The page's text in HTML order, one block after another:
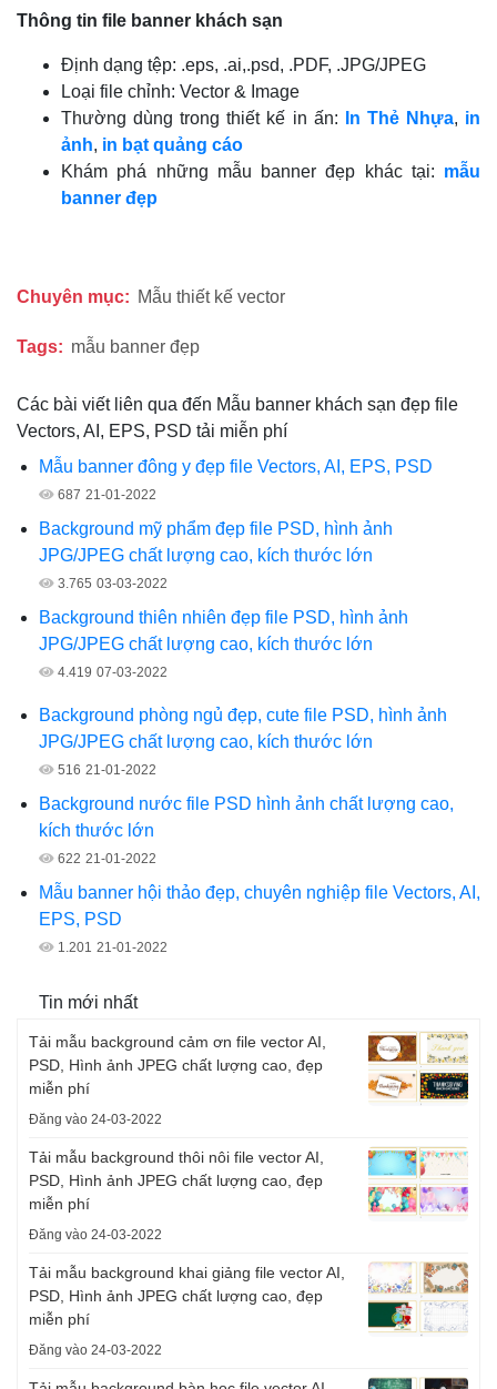
Thông tin file banner khách sạn
Định dạng tệp: .eps, .ai,.psd, .PDF, .JPG/JPEG
Loại file chỉnh: Vector & Image
Thường dùng trong thiết kế in ấn:
In Thẻ Nhựa, in
ảnh, in bạt quảng cáo
Khám phá những mẫu banner đẹp khác tại: mẫu
banner đẹp
Chuyên mục: Mẫu thiết kế vector
Tags: mẫu banner đẹp
Các bài viết liên qua đến Mẫu banner khách sạn đẹp file
Vectors, AI, EPS, PSD tải miễn phí
Mẫu banner đông y đẹp file Vectors, AI, EPS, PSD
687 21-01-2022
Background mỹ phẩm đẹp file PSD, hình ảnh
JPG/JPEG chất lượng cao, kích thước lớn
3.765 03-03-2022
Background thiên nhiên đẹp file PSD, hình ảnh
JPG/JPEG chất lượng cao, kích thước lớn
4.419 07-03-2022
Background phòng ngủ đẹp, cute file PSD, hình ảnh
JPG/JPEG chất lượng cao, kích thước lớn
516 21-01-2022
Background nước file PSD hình ảnh chất lượng cao,
kích thước lớn
622 21-01-2022
Mẫu banner hội thảo đẹp, chuyên nghiệp file Vectors, AI,
EPS, PSD
1.201 21-01-2022
Tin mới nhất
Tải mẫu background cảm ơn file vector AI,
PSD, Hình ảnh JPEG chất lượng cao, đẹp
miễn phí
Đăng vào 24-03-2022
Tải mẫu background thôi nôi file vector AI,
PSD, Hình ảnh JPEG chất lượng cao, đẹp
miễn phí
Đăng vào 24-03-2022
Tải mẫu background khai giảng file vector AI,
PSD, Hình ảnh JPEG chất lượng cao, đẹp
miễn phí
Đăng vào 24-03-2022